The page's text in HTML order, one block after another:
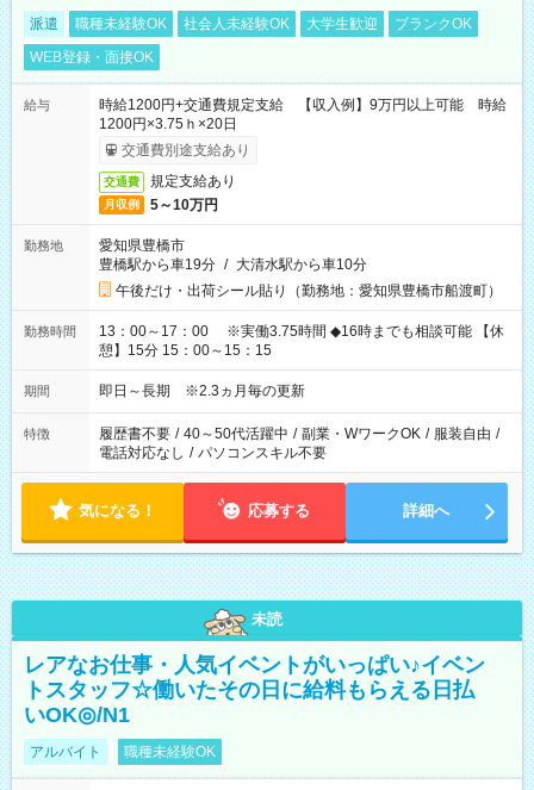
派遣 職種未経験OK 社会人未経験OK 大学生歓迎
ブランクOK
WEB登録・面接OK
給与
時給1200円+交通費規定支給 【収入例】9万円以上可能 時給
1200円×3.75ｈ×20日
交通費別途支給あり
交通費 規定支給あり
月収例 5～10万円
勤務地
愛知県豊橋市
豊橋駅から車19分 / 大清水駅から車10分
午後だけ・出荷シール貼り（勤務地：愛知県豊橋市船渡町）
勤務時間
13：00～17：00 ※実働3.75時間 ◆16時までも相談可能 【休
憩】15分 15：00～15：15
期間 即日～長期 ※2.3ヵ月毎の更新
特徴 履歴書不要 / 40～50代活躍中 / 副業・WワークOK / 服装自由 /
電話対応なし / パソコンスキル不要
気になる！ 応募する 詳細へ
未読
レアなお仕事・人気イベントがいっぱい♪イベン
トスタッフ☆働いたその日に給料もらえる日払
いOK◎/N1
アルバイト 職種未経験OK